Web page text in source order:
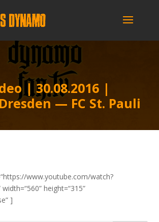
| 30.08.2016 |
— FC St. Pauli
www.youtube.com/watch?
height=“315”
]